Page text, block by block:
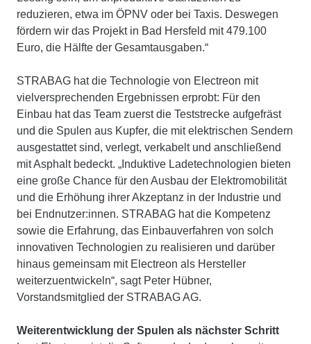
reduzieren, etwa im ÖPNV oder bei Taxis. Deswegen
fördern wir das Projekt in Bad Hersfeld mit 479.100
Euro, die Hälfte der Gesamtausgaben.“
STRABAG hat die Technologie von Electreon mit
vielversprechenden Ergebnissen erprobt: Für den
Einbau hat das Team zuerst die Teststrecke aufgefräst
und die Spulen aus Kupfer, die mit elektrischen Sendern
ausgestattet sind, verlegt, verkabelt und anschließend
mit Asphalt bedeckt. „Induktive Ladetechnologien bieten
eine große Chance für den Ausbau der Elektromobilität
und die Erhöhung ihrer Akzeptanz in der Industrie und
bei Endnutzer:innen. STRABAG hat die Kompetenz
sowie die Erfahrung, das Einbauverfahren von solch
innovativen Technologien zu realisieren und darüber
hinaus gemeinsam mit Electreon als Hersteller
weiterzuentwickeln“, sagt Peter Hübner,
Vorstandsmitglied der STRABAG AG.
Weiterentwicklung der Spulen als nächster Schritt